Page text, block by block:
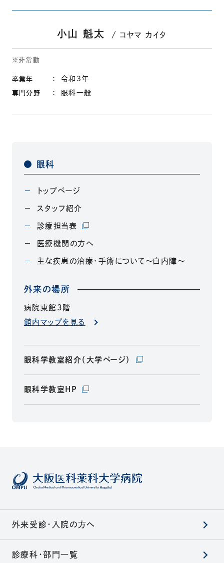
小山 魁太 コヤマ カイタ
※非常勤
卒業年 令和3年
専門分野 眼科一般
眼科
トップページ
スタッフ紹介
診療担当表 （別ウィンドウで開きます）
医療機関の方へ
主な疾患の治療・手術について～白内障～
外来の場所
病院東館3階
館内マップを見る
（別ウィンドウで開きます）
眼科学教室紹介（大学ページ） （別ウィンドウで開きます
眼科学教室HP （別ウィンドウで開きます）
外来受診・入院の方へ
診療科・部門一覧